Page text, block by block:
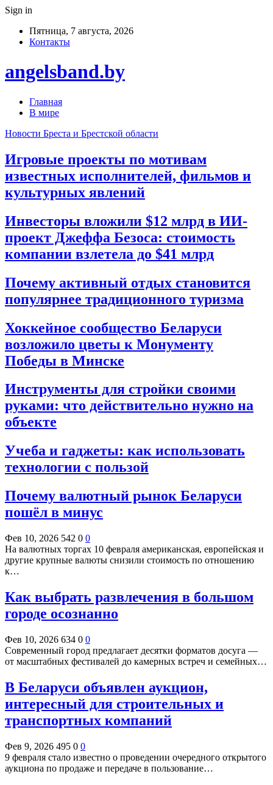
Sign in
Пятница, 7 августа, 2026
Контакты
angelsband.by
Главная
В мире
Новости Бреста и Брестской области
Игровые проекты по мотивам
известных исполнителей, фильмов и
культурных явлений
Инвесторы вложили $12 млрд в ИИ-
проект Джеффа Безоса: стоимость
компании взлетела до $41 млрд
Почему активный отдых становится
популярнее традиционного туризма
Хоккейное сообщество Беларуси
возложило цветы к Монументу
Победы в Минске
Инструменты для стройки своими
руками: что действительно нужно на
объекте
Учеба и гаджеты: как использовать
технологии с пользой
Почему валютный рынок Беларуси
пошёл в минус
Фев 10, 2026 542 0 0
На валютных торгах 10 февраля американская, европейская и
другие крупные валюты снизили стоимость по отношению
к…
Как выбрать развлечения в большом
городе осознанно
Фев 10, 2026 634 0 0
Современный город предлагает десятки форматов досуга —
от масштабных фестивалей до камерных встреч и семейных…
В Беларуси объявлен аукцион,
интересный для строительных и
транспортных компаний
Фев 9, 2026 495 0 0
9 февраля стало известно о проведении очередного открытого
аукциона по продаже и передаче в пользование…